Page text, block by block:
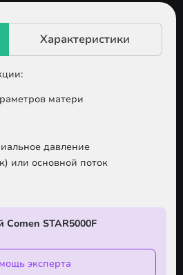
матери
давление
или основной поток
STAR5000F
эксперта